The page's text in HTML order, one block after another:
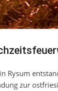
Rysum
zur